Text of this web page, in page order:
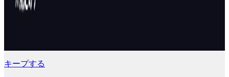
キープする